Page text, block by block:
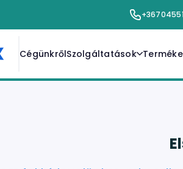
CégünkrőlSzolgáltatások
Zöldkártya igénylés